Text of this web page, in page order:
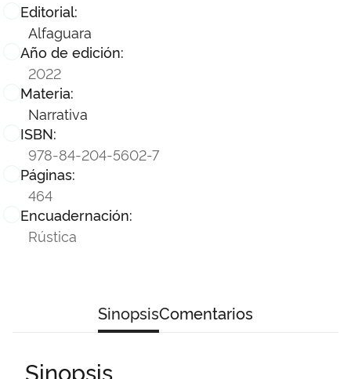
Editorial:
Alfaguara
Año de edición:
2022
Materia:
Narrativa
ISBN:
978-84-204-5602-7
Páginas:
464
Encuadernación:
Rústica
SinopsisComentarios
Sinopsis